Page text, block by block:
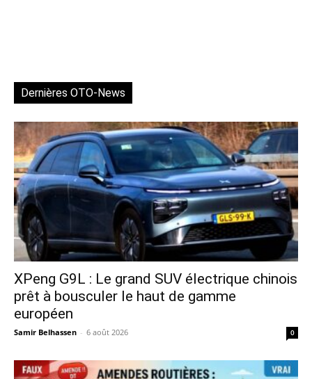
Dernières OTO-News
XPeng G9L : Le grand SUV électrique chinois
prêt à bousculer le haut de gamme
européen
Samir Belhassen - 6 août 2026 0